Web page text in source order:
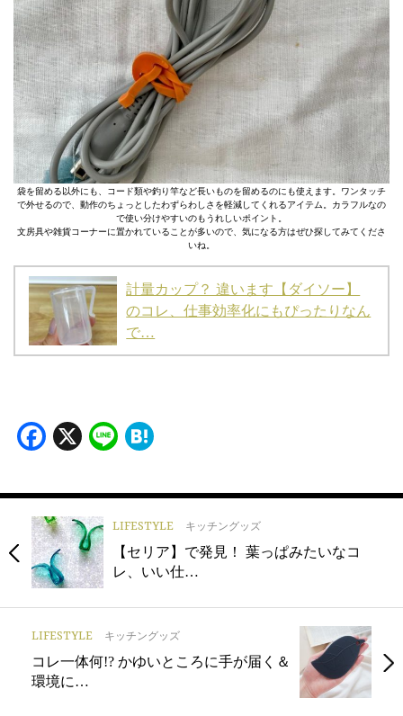
袋を留める以外にも、コード類や釣り竿など長いものを留めるのにも使えます。ワンタッチ
で外せるので、動作のちょっとしたわずらわしさを軽減してくれるアイテム。カラフルなの
で使い分けやすいのもうれしいポイント。
文房具や雑貨コーナーに置かれていることが多いので、気になる方はぜひ探してみてくださ
いね。
計量カップ？ 違います【ダイソー】
のコレ、仕事効率化にもぴったりなん
で…
Facebook
X Line
LIFESTYLE キッチングッズ
【セリア】で発見！ 葉っぱみたいなコ
レ、いい仕…
LIFESTYLE キッチングッズ
コレ一体何!? かゆいところに手が届く＆
環境に…